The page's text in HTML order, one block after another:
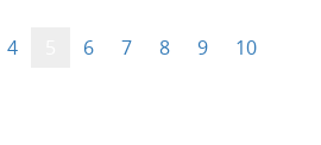
4 6 7 8 9 10